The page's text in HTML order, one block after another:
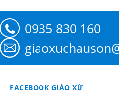
0935 830 160
FACEBOOK GIÁO XỨ